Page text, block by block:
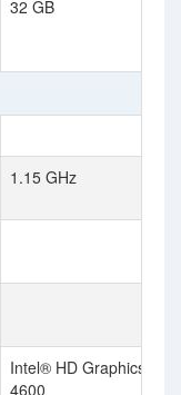
32 GB
1.15 GHz
Intel® HD Graphics
4600